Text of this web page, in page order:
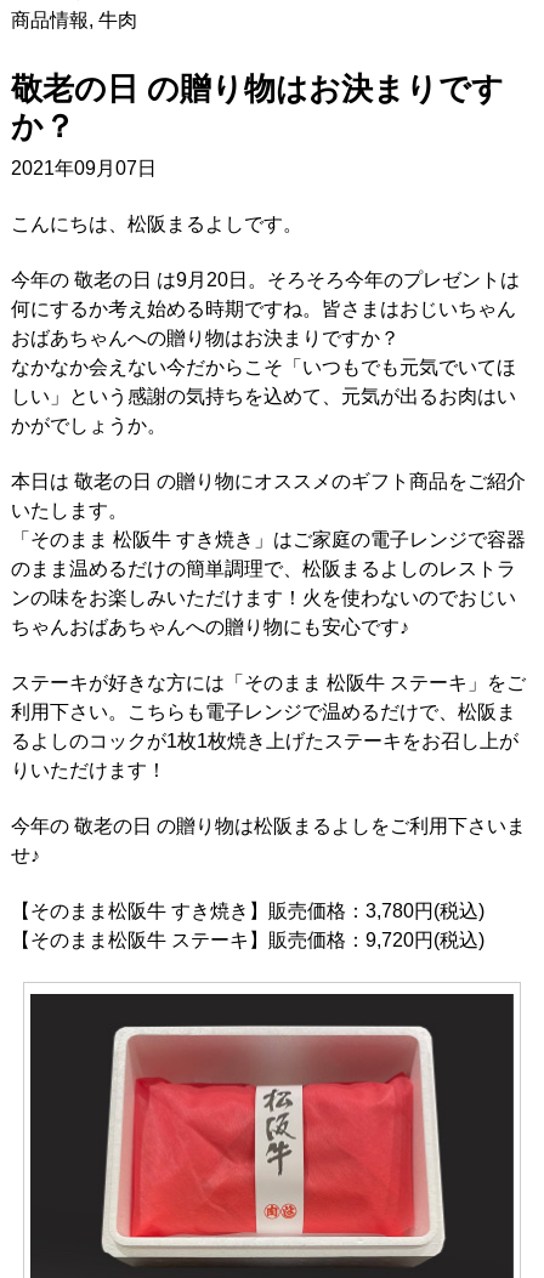
商品情報, 牛肉
敬老の日 の贈り物はお決まりです
か？
2021年09月07日
こんにちは、松阪まるよしです。
今年の 敬老の日 は9月20日。そろそろ今年のプレゼントは
何にするか考え始める時期ですね。皆さまはおじいちゃん
おばあちゃんへの贈り物はお決まりですか？
なかなか会えない今だからこそ「いつもでも元気でいてほ
しい」という感謝の気持ちを込めて、元気が出るお肉はい
かがでしょうか。
本日は 敬老の日 の贈り物にオススメのギフト商品をご紹介
いたします。
「そのまま 松阪牛 すき焼き」はご家庭の電子レンジで容器
のまま温めるだけの簡単調理で、松阪まるよしのレストラ
ンの味をお楽しみいただけます！火を使わないのでおじい
ちゃんおばあちゃんへの贈り物にも安心です♪
ステーキが好きな方には「そのまま 松阪牛 ステーキ」をご
利用下さい。こちらも電子レンジで温めるだけで、松阪ま
るよしのコックが1枚1枚焼き上げたステーキをお召し上が
りいただけます！
今年の 敬老の日 の贈り物は松阪まるよしをご利用下さいま
せ♪
【そのまま松阪牛 すき焼き】販売価格：3,780円(税込)
【そのまま松阪牛 ステーキ】販売価格：9,720円(税込)